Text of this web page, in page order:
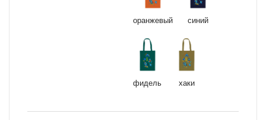
оранжевый синий
фидель хаки